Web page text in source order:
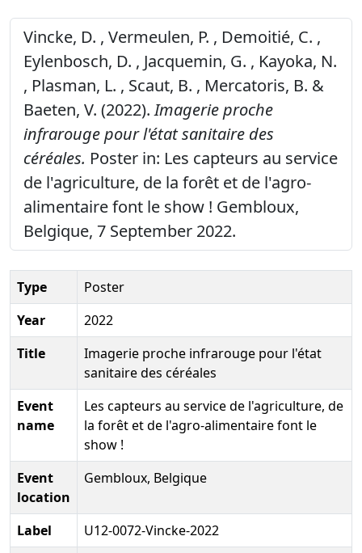
Vincke, D. , Vermeulen, P. , Demoitié, C. ,
Eylenbosch, D. , Jacquemin, G. , Kayoka, N.
, Plasman, L. , Scaut, B. , Mercatoris, B. &
Baeten, V. (2022).Imagerie proche
infrarouge pour l'état sanitaire des
céréales. Poster in: Les capteurs au service
de l'agriculture, de la forêt et de l'agro-
alimentaire font le show ! Gembloux,
Belgique, 7 September 2022.
Type
Poster
Year
2022
Title
Imagerie proche infrarouge pour l'état
sanitaire des céréales
Event
name
Les capteurs au service de l'agriculture, de
la forêt et de l'agro-alimentaire font le
show !
Event
location
Gembloux, Belgique
Label
U12-0072-Vincke-2022